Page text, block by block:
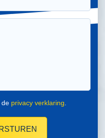
de privacy verklaring